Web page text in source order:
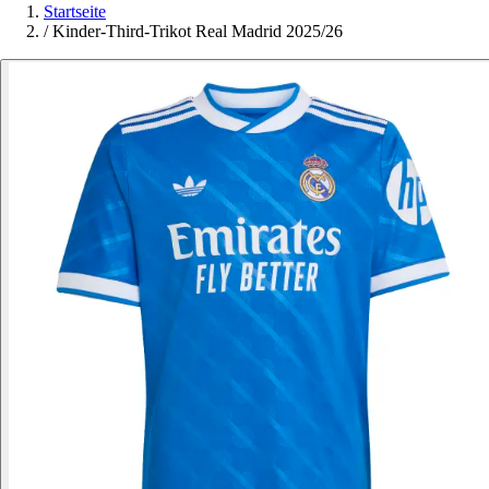
Startseite
/ Kinder-Third-Trikot Real Madrid 2025/26